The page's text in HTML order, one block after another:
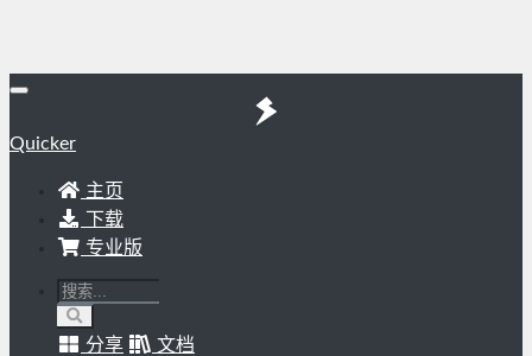
Quicker
主页
下载
专业版
分享
文档